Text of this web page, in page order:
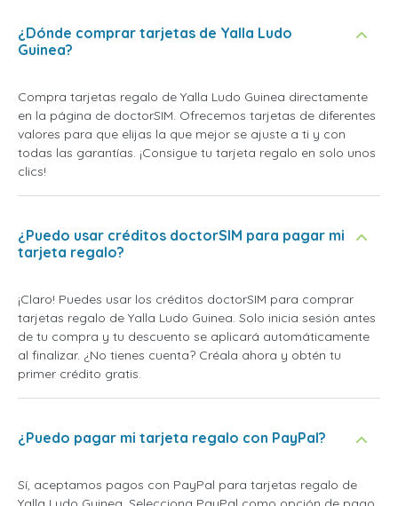
¿Dónde comprar tarjetas de Yalla Ludo
Guinea?
Compra tarjetas regalo de Yalla Ludo Guinea directamente
en la página de doctorSIM. Ofrecemos tarjetas de diferentes
valores para que elijas la que mejor se ajuste a ti y con
todas las garantías. ¡Consigue tu tarjeta regalo en solo unos
clics!
¿Puedo usar créditos doctorSIM para pagar mi
tarjeta regalo?
¡Claro! Puedes usar los créditos doctorSIM para comprar
tarjetas regalo de Yalla Ludo Guinea. Solo inicia sesión antes
de tu compra y tu descuento se aplicará automáticamente
al finalizar. ¿No tienes cuenta? Créala ahora y obtén tu
primer crédito gratis.
¿Puedo pagar mi tarjeta regalo con PayPal?
Sí, aceptamos pagos con PayPal para tarjetas regalo de